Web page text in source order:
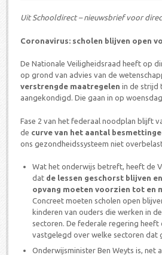
Uit Schooldirect – nieuwsbrief voor
Coronavirus: scholen blijven open
De Nationale Veiligheidsraad heeft op
op grond van advies van de
verstrengde maatregelen in de strijd
aangekondigd. Die gaan in op
Fase 2 van het federaal noodplan blijft
de curve van het aantal
ons gezondheidssysteem niet
Wat het onderwijs betreft, heeft de
dat de lessen geschorst blijven
opvang moeten voorzien tot en
Concreet moeten scholen open
kinderen van ouders die werken in
sectoren. De federale regering
vastgelegd over welke sectoren dat
Onderwijsminister Ben Weyts is, net